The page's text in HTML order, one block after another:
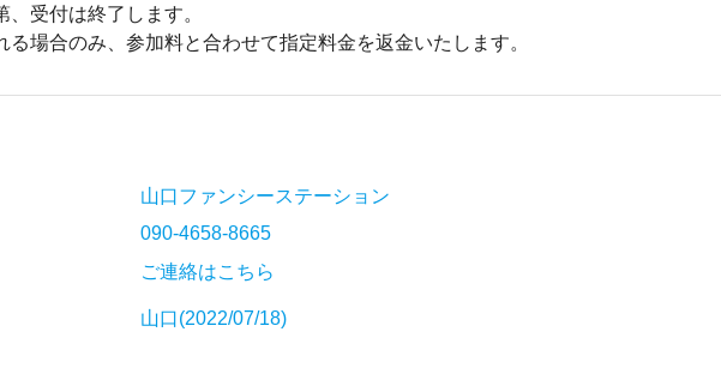
、受付は終了します。
る場合のみ、参加料と合わせて指定料金を返金いたします。
山口ファンシーステーション
090-4658-8665
ご連絡はこちら
山口(2022/07/18)